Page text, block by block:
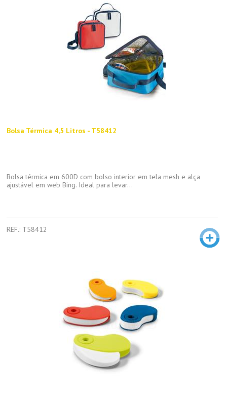
Bolsa Térmica 4,5 Litros - T58412
Bolsa térmica em 600D com bolso interior em tela mesh e alça
ajustável em web Bing. Ideal para levar...
REF.: T58412